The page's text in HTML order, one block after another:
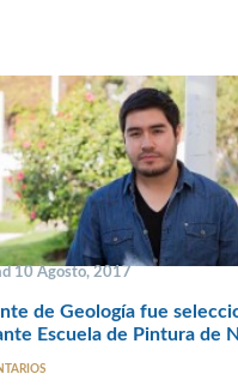
10 Agosto, 2017
de Geología fue
Escuela de Pintura de